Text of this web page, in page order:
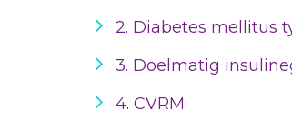
2. Diabetes mellitus
3. Doelmatig
4. CVRM